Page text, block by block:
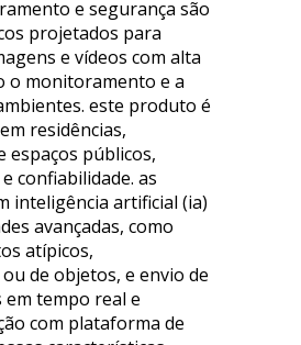
e segurança são
projetados para
e vídeos com alta
o monitoramento e a
este produto é
residências,
espaços públicos,
confiabilidade. as
inteligência artificial (ia)
avançadas, como
atípicos,
de objetos, e envio de
tempo real e
com plataforma de